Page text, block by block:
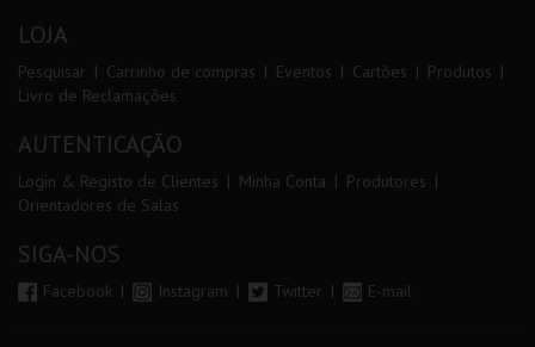
LOJA
Pesquisar Carrinho de compras Eventos Cartões
Produtos
Livro de Reclamações
AUTENTICAÇÃO
Login & Registo de Clientes Minha Conta
Produtores
Orientadores de Salas
SIGA-NOS
Facebook Instagram Twitter E-mail